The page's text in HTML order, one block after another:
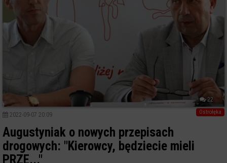
22
Ostrołęka
2022-09-07 20:09
Augustyniak o nowych przepisach
drogowych: "Kierowcy, będziecie mieli
PRZE..."